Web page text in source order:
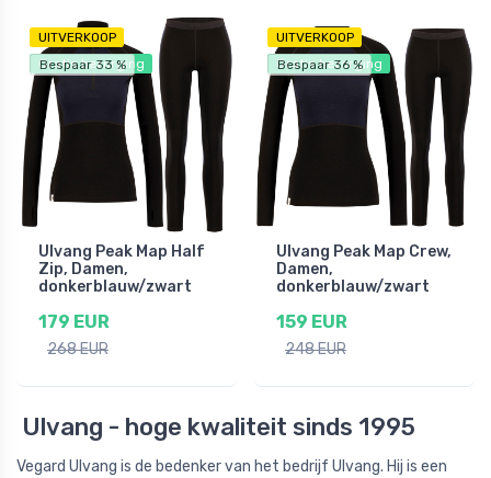
UITVERKOOP
Gratis bezorging
Bespaar 33 %
Ulvang Peak Map Half
Zip, Damen,
donkerblauw/zwart
179 EUR
268 EUR
UITVERKOOP
Gratis bezorging
Bespaar 36 %
Ulvang Peak Map Crew,
Damen,
donkerblauw/zwart
159 EUR
248 EUR
Ulvang - hoge kwaliteit sinds 1995
Vegard Ulvang is de bedenker van het bedrijf Ulvang. Hij is een